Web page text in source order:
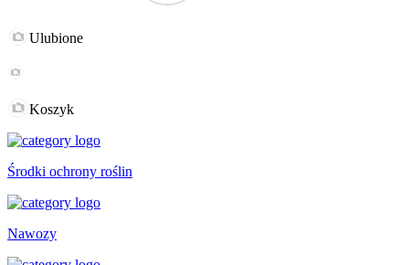
Ulubione
Koszyk
Środki ochrony roślin
Nawozy